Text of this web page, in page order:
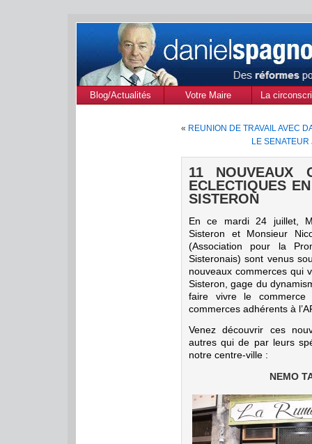
Blog/Actualités Votre Maire
La
« REUNION DE TRAVAIL AVEC
LE
11 NOUVEAUX
ECLECTIQUES
SISTERON
En ce mardi 24 juillet,
Sisteron et Monsieur
(Association pour la
Sisteronais) sont venus
nouveaux commerces qui
Sisteron, gage du
faire vivre le
commerces adhérents à
Venez découvrir ces
autres qui de par leurs
notre centre-ville :
NEMO